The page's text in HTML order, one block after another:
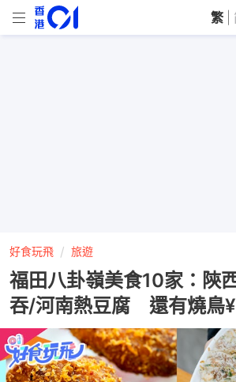
繁
好食玩飛 旅遊
福田八卦嶺美食10家：陝
吞/河南熱豆腐 還有燒鳥